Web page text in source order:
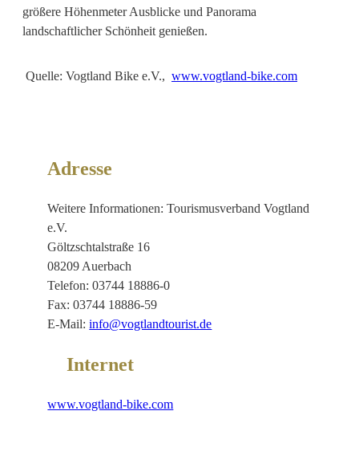
größere Höhenmeter Ausblicke und Panorama
landschaftlicher Schönheit genießen.
Quelle: Vogtland Bike e.V., www.vogtland-bike.com
Adresse
Weitere Informationen: Tourismusverband Vogtland
e.V.
Göltzschtalstraße 16
08209 Auerbach
Telefon: 03744 18886-0
Fax: 03744 18886-59
E-Mail:info@vogtlandtourist.de
Internet
www.vogtland-bike.com